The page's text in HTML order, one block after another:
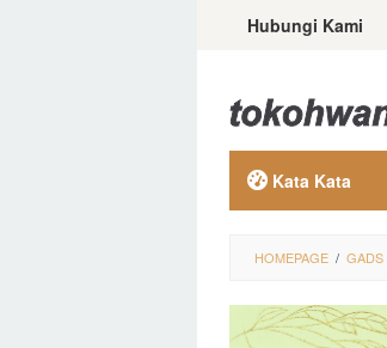
LoncatHubungi Kami
Kata Kata
HOMEPAGE / GADS